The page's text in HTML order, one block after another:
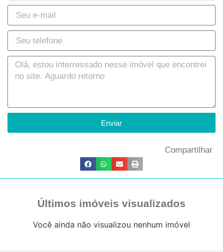
Enviar
Compartilhar
Últimos imóveis visualizados
Você ainda não visualizou nenhum imóvel